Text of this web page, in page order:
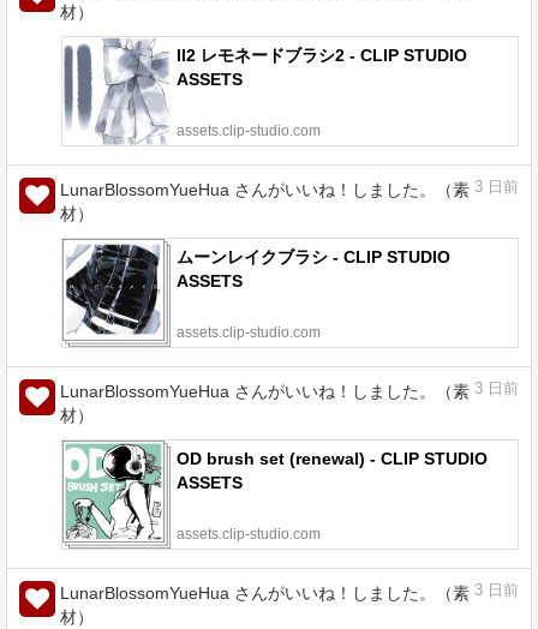
材）
II2 レモネードブラシ2 - CLIP STUDIO
ASSETS
assets.clip-studio.com
LunarBlossomYueHua さんがいいね！しました。（素
材）
3 日前
ムーンレイクブラシ - CLIP STUDIO
ASSETS
assets.clip-studio.com
LunarBlossomYueHua さんがいいね！しました。（素
材）
3 日前
OD brush set (renewal) - CLIP STUDIO
ASSETS
assets.clip-studio.com
LunarBlossomYueHua さんがいいね！しました。（素
材）
3 日前